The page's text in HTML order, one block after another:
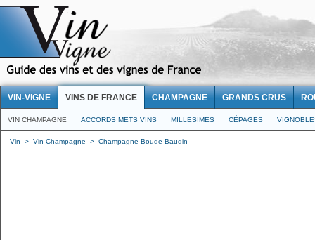
VIN-VIGNE VINS DE FRANCE CHAMPAGNE GRANDS CRUS
VIN CHAMPAGNE ACCORDS METS VINS MILLESIMES CÉPAGES
Vin > Vin Champagne > Champagne Boude-Baudin